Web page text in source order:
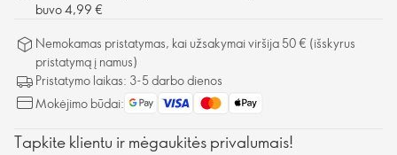
buvo 4,99 €
Nemokamas pristatymas, kai užsakymai viršija 50 € (išskyrus
pristatymą į namus)
Pristatymo laikas: 3-5 darbo dienos
Mokėjimo būdai:
Tapkite klientu ir mėgaukitės privalumais!